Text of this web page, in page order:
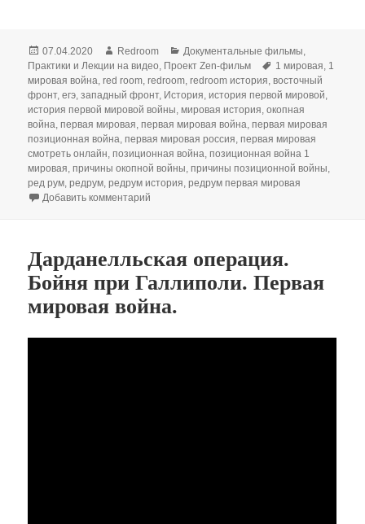
Опубликовано
07.04.2020 Автор
Redroom Рубрики
Документальные фильмы
Практики и Лекции на видео Проект Zen-фильм Метки
1 мировая 1
мировая война ,red room ,redroom ,redroom история ,восточный
фронт,егэ ,западный фронт, История ,история первой мировой
история первой мировой войны ,мировая история ,окопная
война ,первая мировая ,первая мировая война ,первая мировая
позиционная война ,первая мировая россия ,первая мировая
смотреть онлайн ,позиционная война ,позиционная война 1
мировая ,причины окопной войны ,причины позиционной войны
ред рум ,редрум ,редрум история ,редрум первая мировая
Добавить комментарий
Дарданелльская операция.
Бойня при Галлиполи. Первая
мировая война.